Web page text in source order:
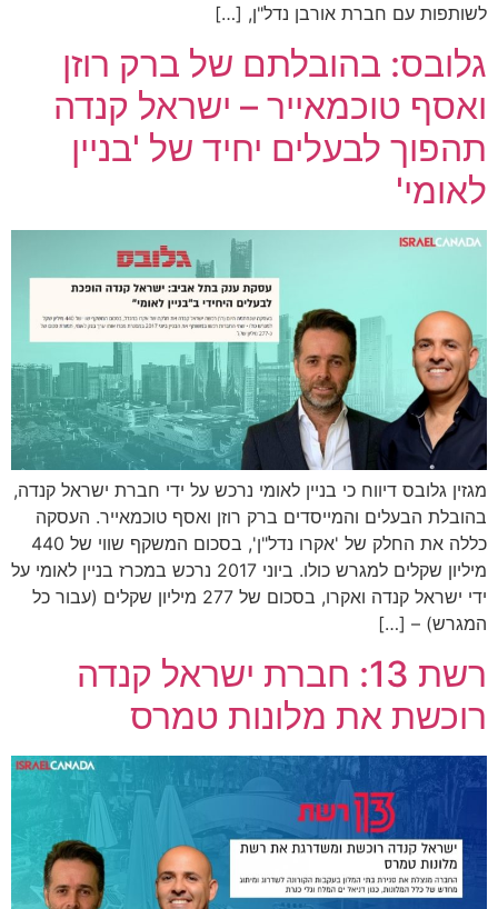
לשותפות עם חברת אורבן נדל"ן, […]
גלובס: בהובלתם של ברק רוזן
ואסף טוכמאייר – ישראל קנדה
תהפוך לבעלים יחיד של 'בניין
לאומי'
מגזין גלובס דיווח כי בניין לאומי נרכש על ידי חברת ישראל קנדה,
בהובלת הבעלים והמייסדים ברק רוזן ואסף טוכמאייר. העסקה
כללה את החלק של 'אקרו נדל"ן', בסכום המשקף שווי של 440
מיליון שקלים למגרש כולו. ביוני 2017 נרכש במכרז בניין לאומי על
ידי ישראל קנדה ואקרו, בסכום של 277 מיליון שקלים (עבור כל
המגרש) – […]
רשת 13: חברת ישראל קנדה
רוכשת את מלונות טמרס